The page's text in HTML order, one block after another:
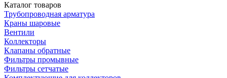
Каталог товаров
Трубопроводная арматура
Краны шаровые
Вентили
Коллекторы
Клапаны обратные
Фильтры промывные
Фильтры сетчатые